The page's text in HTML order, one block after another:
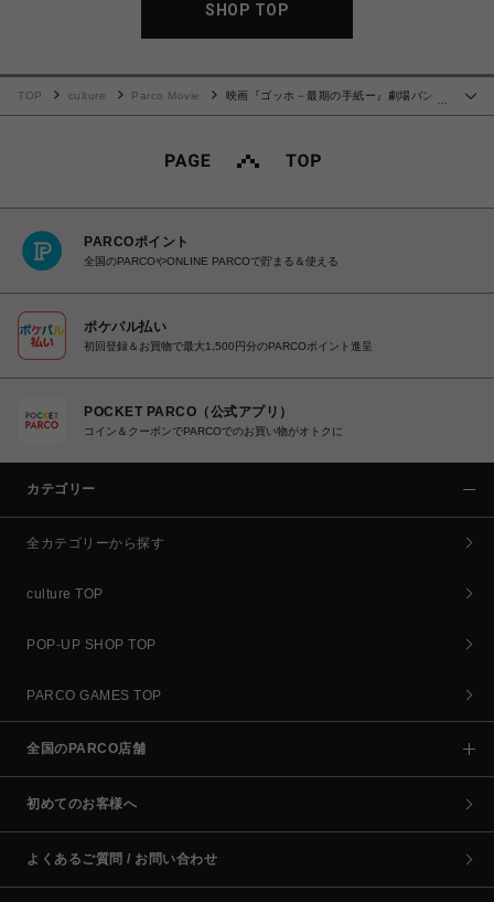
SHOP TOP
TOP culture Parco Movie
映画『ゴッホ－最期の手紙ー』劇場パンフ
PARCOポイント
全国のPARCOやONLINE PARCOで貯まる＆使える
ポケパル払い
初回登録＆お買物で最大1,500円分のPARCOポイント進呈
POCKET PARCO（公式アプリ）
コイン＆クーポンでPARCOでのお買い物がオトクに
カテゴリー
全カテゴリーから探す
culture TOP
POP-UP SHOP TOP
PARCO GAMES TOP
全国のPARCO店舗
初めてのお客様へ
よくあるご質問 / お問い合わせ